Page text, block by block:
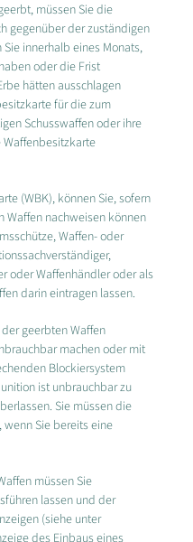
müssen Sie die
gegenüber der zuständigen
innerhalb eines Monats,
oder die Frist
hätten ausschlagen
für die zum
Schusswaffen oder ihre
(WBK), können Sie, sofern
Waffen nachweisen können
Waffen- oder
oder Waffenhändler oder als
darin eintragen lassen.
geerbten Waffen
machen oder mit
Blockiersystem
ist unbrauchbar zu
Sie müssen die
Sie bereits eine
müssen Sie
lassen und der
(siehe unter
des Einbaus eines